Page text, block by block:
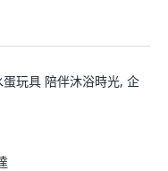
玩具 陪伴沐浴時光, 企